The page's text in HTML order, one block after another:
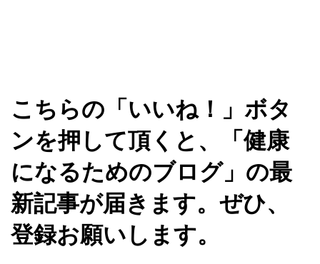
こちらの「いいね！」ボタ
ンを押して頂くと、「健康
になるためのブログ」の最
新記事が届きます。ぜひ、
登録お願いします。